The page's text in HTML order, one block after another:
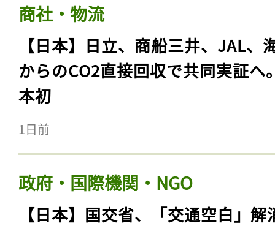
商社・物流
【日本】日立、商船三井、JAL、
からのCO2直接回収で共同実証へ
本初
1日前
政府・国際機関・NGO
【日本】国交省、「交通空白」解